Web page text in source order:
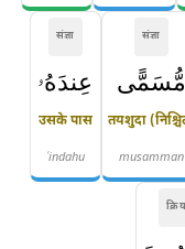
संज्ञा
مُّسَمًّى
तयशुदा
musamman
संज्ञा
عِندَهُۥ
उसके पास
ʿindahu